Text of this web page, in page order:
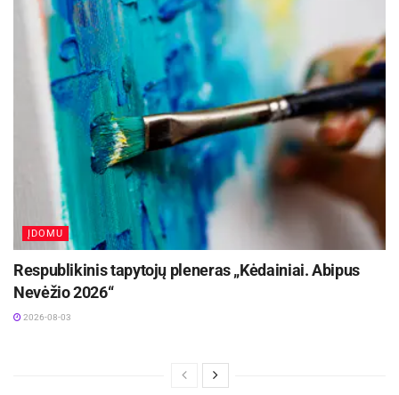
ĮDOMU
Respublikinis tapytojų pleneras „Kėdainiai. Abipus
Nevėžio 2026“
2026-08-03